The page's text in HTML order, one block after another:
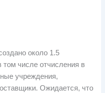
около 1.5
числе отчисления в
учреждения,
Ожидается, что